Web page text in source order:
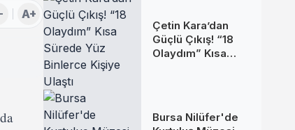
A+
Çetin Kara’dan
Güçlü Çıkış! “18
Olaydım” Kısa
Bursa Nilüfer'de